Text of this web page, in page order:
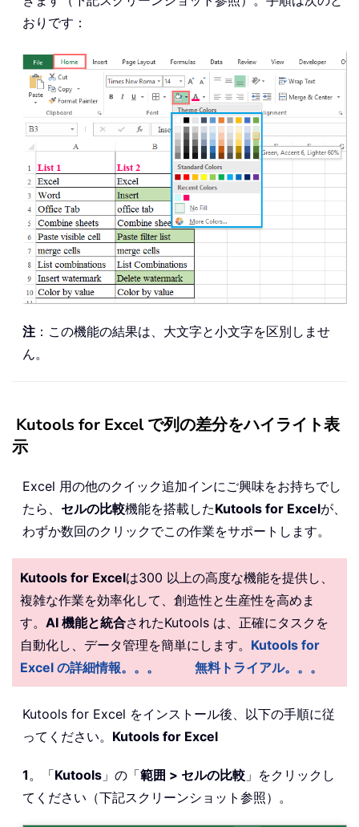
おりです：
注 ：この機能の結果は、大文字と小文字を区別しませ
ん。
Kutools for Excel で列の差分をハイライト表
示
Excel 用の他のクイック追加インにご興味をお持ちでし
たら、 セルの比較機能を搭載したKutools for Excelが、
わずか数回のクリックでこの作業をサポートします。
Kutools for Excelは300 以上の高度な機能を提供し、
複雑な作業を効率化して、創造性と生産性を高めま
す。 AI 機能と統合されたKutools は、正確にタスクを
自動化し、データ管理を簡単にします。 Kutools for
Excel の詳細情報。。。
無料トライアル。。。
Kutools for Excel をインストール後、以下の手順に従
ってください。 Kutools for Excel
1 。「Kutools 」の「範囲 > セルの比較 」をクリックし
てください（下記スクリーンショット参照）。